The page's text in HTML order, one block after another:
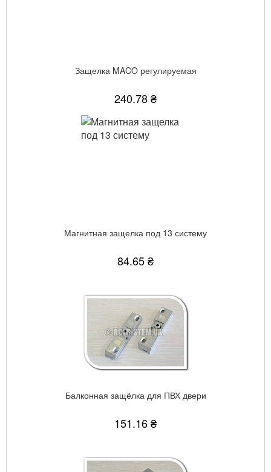
Защелка MACO регулируемая
240.78 ₴
Магнитная защелка под 13 систему
84.65 ₴
Балконная защёлка для ПВХ двери
151.16 ₴